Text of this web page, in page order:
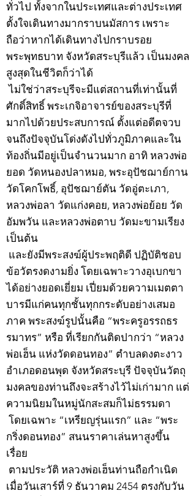
ทั่วไป ทั้งจากในประเทศและต่างประเทศ
ตั้งใจเดินทางมากราบนมัสการ เพราะ
ถือว่าหากได้เดินทางไปกราบรอย
พระพุทธบาท จังหวัดสระบุรีแล้ว เป็นมงคล
สูงสุดในชีวิตก็ว่าได้
ไม่ใช่ว่าสระบุรีจะมีแต่สถานที่เท่านั้นที่
ศักดิ์สิทธิ์ พระเกจิอาจารย์ของสระบุรีที่
มากไปด้วยประสบการณ์ ตั้งแต่อดีตจวบ
จนถึงปัจจุบันโด่งดังไปทั่วภูมิภาคและใน
ท้องถิ่นมีอยู่เป็นจำนวนมาก อาทิ หลวงพ่อ
ยอด วัดหนองปลาหมอ, พระอุปัชฌาย์กาน
วัดโคกโพธิ์, อุปัชฌาย์ตัน วัดอู่ตะเภา,
หลวงพ่อลา วัดแก่งคอย, หลวงพ่อย้อย วัด
อัมพวัน และหลวงพ่อตาบ วัดมะขามเรียง
เป็นต้น
และยังมีพระสงฆ์ผู้ประพฤติดี ปฏิบัติชอบ
ข้อวัตรงดงามยิ่ง โดยเฉพาะวางอุเบกขา
ได้อย่างยอดเยี่ยม เปี่ยมด้วยความเมตตา
บารมีแก่คนทุกชั้นทุกกระดับอย่างเสมอ
ภาค พระสงฆ์รูปนั้นคือ “พระครูอรรถธร
รมาทร” หรือ ที่เรียกกันติดปากว่า “หลวง
พ่อเฮ็น แห่งวัดดอนทอง” ตำบลดงตะงาว
อำเภอดอนพุด จังหวัดสระบุรี ปัจจุบันวัตถุ
มงคลของท่านถึงจะสร้างไว้ไม่เก่ามาก แต่
ความนิยมในหมู่นักสะสมก็ไม่ธรรมดา
โดยเฉพาะ “เหรียญรุ่นแรก” และ “พระ
กริ่งดอนทอง” สนนราคาเล่นหาสูงขึ้น
เรื่อย
ตามประวัติ หลวงพ่อเฮ็นท่านถือกำเนิด
เมื่อวันเสาร์ที่ 9 ธันวาคม 2454 ตรงกับวัน